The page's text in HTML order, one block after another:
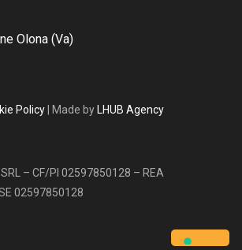
Olona (Va)
Policy | Made by LHUB Agency
SRL – CF/PI 02597850128 – REA
02597850128